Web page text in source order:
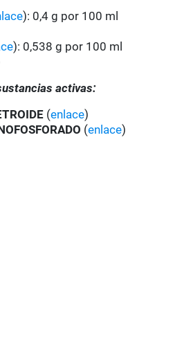
): 0,4 g por 100 ml
): 0,538 g por 100 ml
activas:
(enlace)
(enlace)